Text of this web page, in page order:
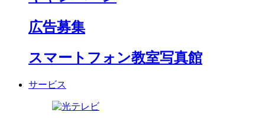
広告募集
スマートフォン教室写真館
サービス